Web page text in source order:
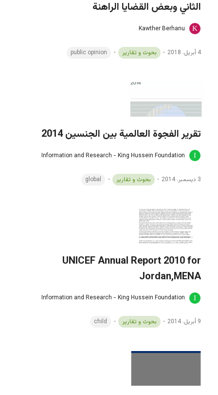
الثاني وبعض القضايا الراهنة
Kawther Berhanu
4 أبريل، 2018 بحوث و تقارير public opinion
تقرير الفجوة العالمية بين الجنسين 2014
Information and Research - King Hussein Foundation
3 ديسمبر، 2014 بحوث و تقارير global
UNICEF Annual Report 2010 for
Jordan,MENA
Information and Research - King Hussein Foundation
9 أبريل، 2014 بحوث و تقارير child